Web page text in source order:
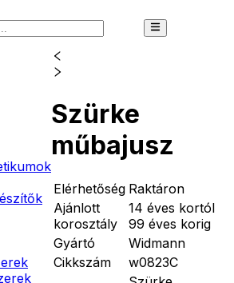
Szürke
műbajusz
Elérhetőség Raktáron
Ajánlott
korosztály
14 éves kortól
99 éves korig
Gyártó
Widmann
Cikkszám
w0823C